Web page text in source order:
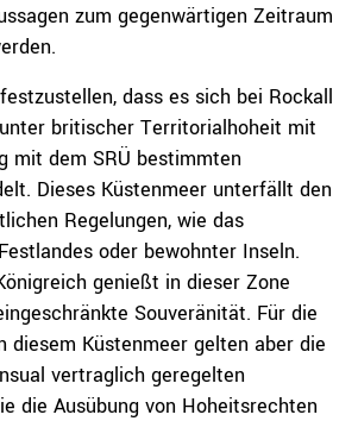
zum gegenwärtigen Zeitraum
dass es sich bei Rockall
britischer Territorialhoheit mit
mit dem SRÜ bestimmten
Dieses Küstenmeer unterfällt den
Regelungen, wie das
oder bewohnter Inseln.
genießt in dieser Zone
Souveränität. Für die
diesem Küstenmeer gelten aber die
vertraglich geregelten
die Ausübung von Hoheitsrechten